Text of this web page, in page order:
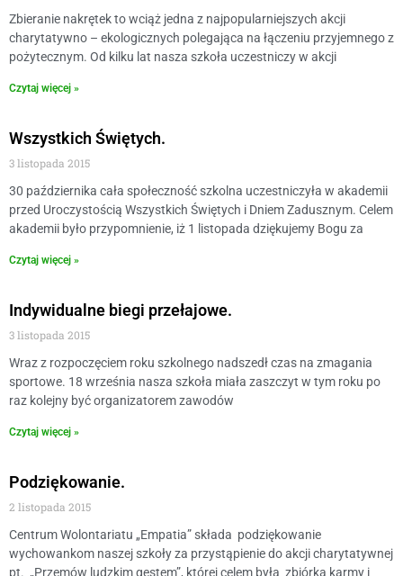
Zbieranie nakrętek to wciąż jedna z najpopularniejszych akcji
charytatywno – ekologicznych polegająca na łączeniu przyjemnego z
pożytecznym. Od kilku lat nasza szkoła uczestniczy w akcji
Czytaj więcej »
Wszystkich Świętych.
3 listopada 2015
30 października cała społeczność szkolna uczestniczyła w akademii
przed Uroczystością Wszystkich Świętych i Dniem Zadusznym. Celem
akademii było przypomnienie, iż 1 listopada dziękujemy Bogu za
Czytaj więcej »
Indywidualne biegi przełajowe.
3 listopada 2015
Wraz z rozpoczęciem roku szkolnego nadszedł czas na zmagania
sportowe. 18 września nasza szkoła miała zaszczyt w tym roku po
raz kolejny być organizatorem zawodów
Czytaj więcej »
Podziękowanie.
2 listopada 2015
Centrum Wolontariatu „Empatia” składa podziękowanie
wychowankom naszej szkoły za przystąpienie do akcji charytatywnej
pt. „Przemów ludzkim gestem”, której celem była zbiórka karmy i